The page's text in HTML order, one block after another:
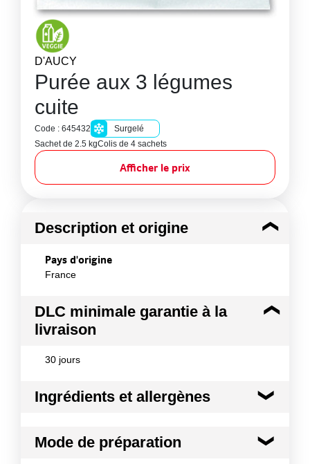
D'AUCY
Purée aux 3 légumes
cuite
Code : 645432
Surgelé
Sachet de 2.5 kgColis de 4 sachets
Afficher le prix
Description et origine
Pays d'origine
France
DLC minimale garantie à la
livraison
30 jours
Ingrédients et allergènes
Carottes jaunes, courgettes, navets
Mode de préparation